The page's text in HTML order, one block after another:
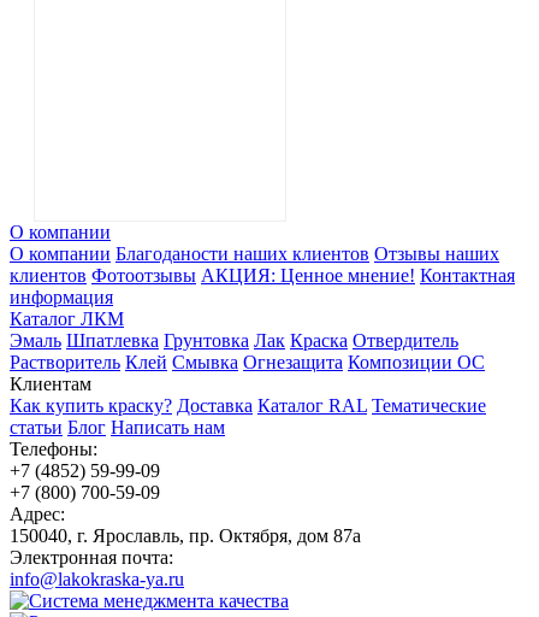
О компании
О компании Благоданости наших клиентов Отзывы наших
клиентов Фотоотзывы АКЦИЯ: Ценное мнение! Контактная
информация
Каталог ЛКМ
Эмаль Шпатлевка Грунтовка Лак Краска Отвердитель
Растворитель Клей Смывка Огнезащита Композиции ОС
Клиентам
Как купить краску? Доставка Каталог RAL Тематические
статьи Блог Написать нам
Телефоны:
+7 (4852) 59-99-09
+7 (800) 700-59-09
Адрес:
150040, г. Ярославль, пр. Октября, дом 87a
Электронная почта:
info@lakokraska-ya.ru